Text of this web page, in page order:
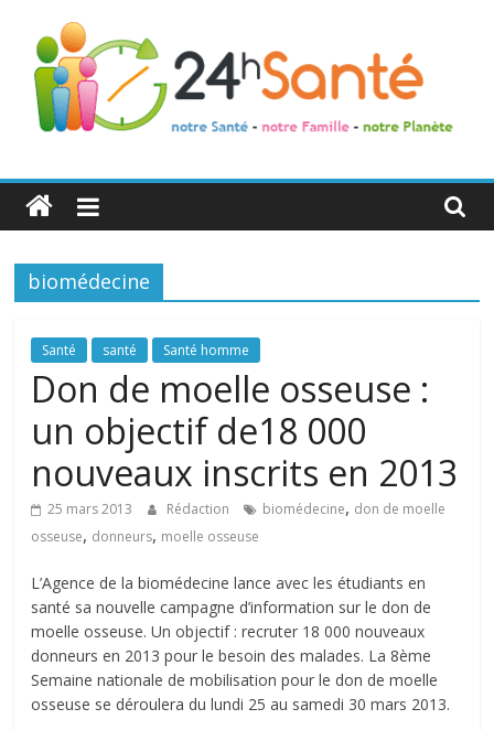
24h
Santé
La
de
toute
famille
biomédecine
Santé santé Santé homme
Don de moelle osseuse :
un objectif de18 000
nouveaux inscrits en 2013
25 mars 2013 Rédaction biomédecine, don de moelle
osseuse, donneurs, moelle osseuse
L’Agence de la biomédecine lance avec les étudiants en
santé sa nouvelle campagne d’information sur le don de
moelle osseuse. Un objectif : recruter 18 000 nouveaux
donneurs en 2013 pour le besoin des malades. La 8ème
Semaine nationale de mobilisation pour le don de moelle
osseuse se déroulera du lundi 25 au samedi 30 mars 2013.